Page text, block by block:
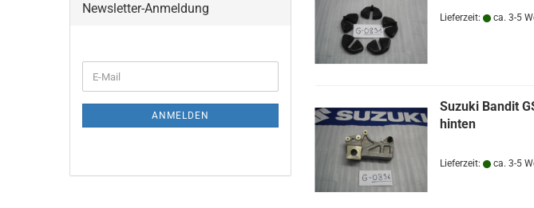
Lieferzeit: ca. 3-5
Suzuki Bandit
hinten
Lieferzeit: ca. 3-5
Newsletter-Anmeldung
E-
Mail
ANMELDEN